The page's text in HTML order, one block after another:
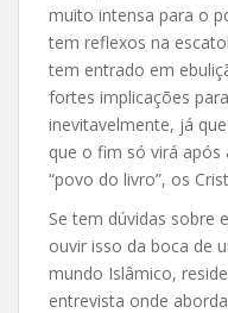
muito intensa para o
tem reflexos na
tem entrado em
fortes implicações
inevitavelmente, já
que o fim só virá após
“povo do livro”, os
Se tem dúvidas sobre
ouvir isso da boca de
mundo Islâmico,
entrevista onde